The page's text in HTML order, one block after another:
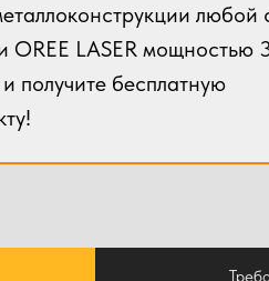
любой
LASER мощностью
получите бесплатную